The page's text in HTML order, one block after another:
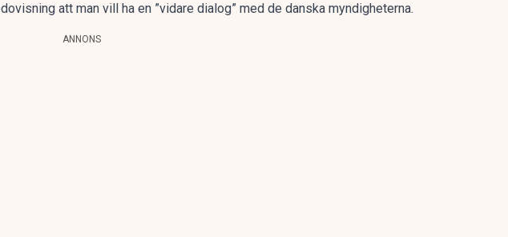
att man vill ha en ”vidare dialog” med de danska myndigheterna.
ANNONS